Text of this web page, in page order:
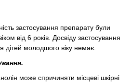
застосування препарату були
від 6 років. Досвіду застосування
дітей молодшого віку немає.
може спричиняти місцеві шкірні